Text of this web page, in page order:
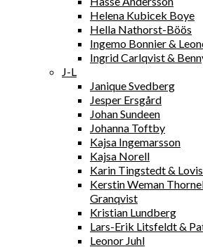
Helena Kubicek Boye
Hella Nathorst-Böös
Ingemo Bonnier &
Ingrid Carlqvist &
J-L
Janique Svedberg
Jesper Ersgård
Johan Sundeen
Johanna Toftby
Kajsa Ingemarsson
Kajsa Norell
Karin Tingstedt &
Kerstin Weman
Granqvist
Kristian Lundberg
Lars-Erik Litsfeldt &
Leonor Juhl